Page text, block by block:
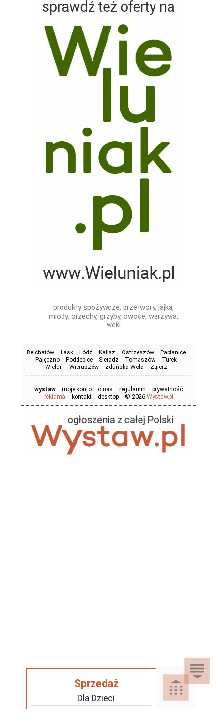
produkty spożywcze: przetwory, jajka,
miody, orzechy, grzyby, owoce, warzywa,
weki
Bełchatów Łask Łódź Kalisz Ostrzeszów
Pabianice
Pajęczno
Poddębice Sieradz Tomaszów
Turek
Wieluń
Wieruszów Zduńska Wola Zgierz
wystaw moje konto o nas regulamin
prywatność
reklama
kontakt desktop © 2026 Wystaw.pl
Sprzedaż
Dla Dzieci